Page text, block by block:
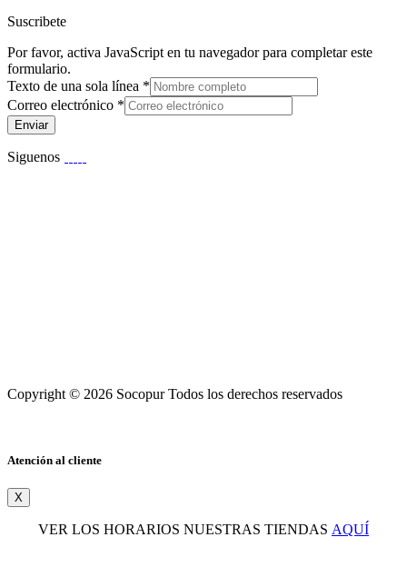
Suscribete
Por favor, activa JavaScript en tu navegador para completar este
formulario.
Texto de una sola línea *
Correo electrónico *
Enviar
Siguenos
Copyright © 2026 Socopur Todos los derechos reservados
Atención al cliente
X
VER LOS HORARIOS NUESTRAS TIENDAS AQUÍ